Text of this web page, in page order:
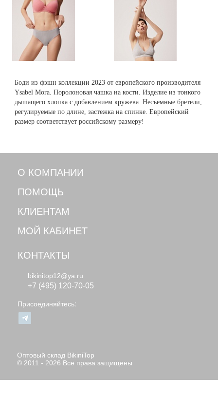
Боди из фэшн коллекции 2023 от европейского производителя
Ysabel Mora. Поролоновая чашка на кости. Изделие из тонкого
дышащего хлопка с добавлением кружева. Несъемные бретели,
регулируемые по длине, застежка на спинке. Европейский
размер соответствует российскому размеру!
О КОМПАНИИ
ПОМОЩЬ
КЛИЕНТАМ
МОЙ КАБИНЕТ
КОНТАКТЫ
bikinitop12@ya.ru
+7 (495) 120-70-05
Присоединяйтесь:
Оптовый склад BikiniTop
© 2011 - 2026 Все права защищены